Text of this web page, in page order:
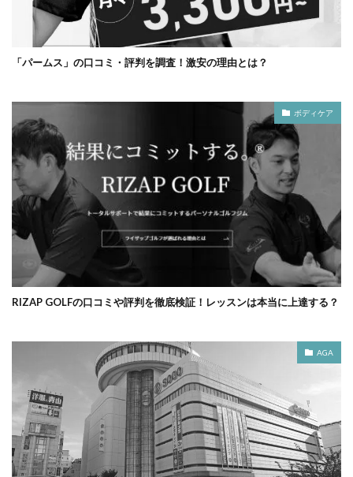
「パームス」の口コミ・評判を調査！激安の理由とは？
ボディケア
RIZAP GOLFの口コミや評判を徹底検証！レッスンは本当に上達する？
AGA